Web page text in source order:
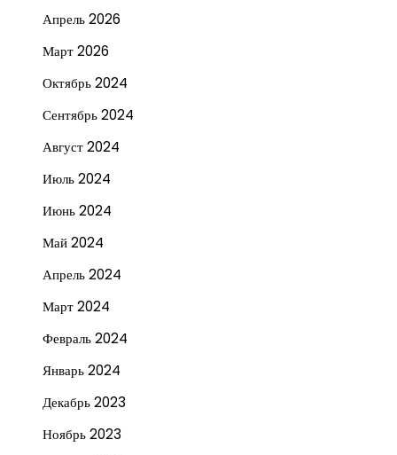
Апрель 2026
Март 2026
Октябрь 2024
Сентябрь 2024
Август 2024
Июль 2024
Июнь 2024
Май 2024
Апрель 2024
Март 2024
Февраль 2024
Январь 2024
Декабрь 2023
Ноябрь 2023